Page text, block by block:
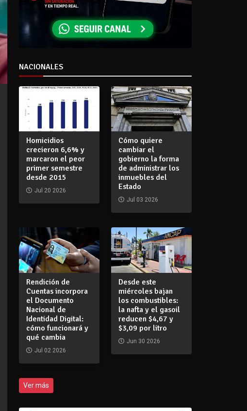
NACIONALES
Homicidios
crecieron 6,6% y
marcaron el peor
primer semestre
desde 2015
Jul 20 2026
Cómo quiere
cambiar el
gobierno la forma
de administrar los
inmuebles del
Estado
Jul 03 2026
Rendición de
Cuentas incorpora
el Documento
Nacional de
Identidad Digital:
cómo funcionará y
qué cambia
Jul 02 2026
Desde este
miércoles bajan
los combustibles:
la nafta y el gasoil
reducen $4,67 y
$3,09 por litro
Jun 30 2026
Ver más